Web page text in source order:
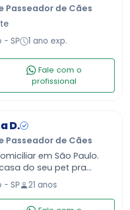
Passeador de Cães
- SP 1 ano exp.
Fale com o
profissional
D.
Passeador de Cães
em São Paulo.
do seu pet pra
troca de água, limpeza
de areia, brincadeiras
Nã…
- SP 21 anos